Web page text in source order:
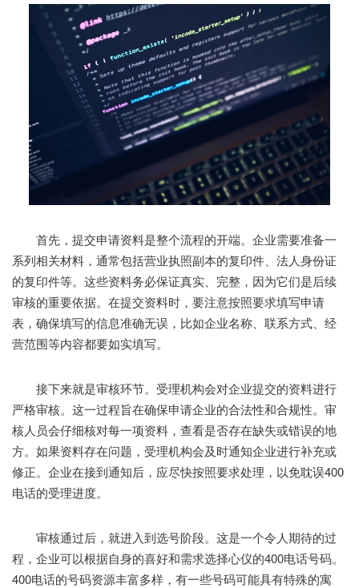
首先，提交申请资料是整个流程的开端。企业需要准备一
系列相关材料，通常包括营业执照副本的复印件、法人身份证
的复印件等。这些资料务必保证真实、完整，因为它们是后续
审核的重要依据。在提交资料时，要注意按照要求填写申请
表，确保填写的信息准确无误，比如企业名称、联系方式、经
营范围等内容都要如实填写。
接下来就是审核环节。受理机构会对企业提交的资料进行
严格审核。这一过程旨在确保申请企业的合法性和合规性。审
核人员会仔细核对每一项资料，查看是否存在缺失或错误的地
方。如果资料存在问题，受理机构会及时通知企业进行补充或
修正。企业在接到通知后，应尽快按照要求处理，以免耽误400
电话的受理进度。
审核通过后，就进入到选号阶段。这是一个令人期待的过
程，企业可以根据自身的喜好和需求选择心仪的400电话号码。
400电话的号码资源丰富多样，有一些号码可能具有特殊的寓